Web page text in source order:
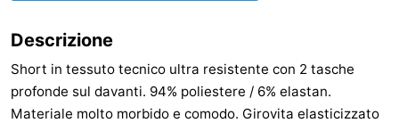
Descrizione
Short in tessuto tecnico ultra resistente con 2 tasche
profonde sul davanti. 94% poliestere / 6% elastan.
Materiale molto morbido e comodo. Girovita elasticizzato